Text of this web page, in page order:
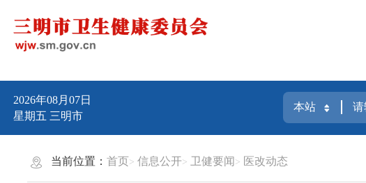
2026年08月07日
星期五 三明市
当前位置：首页 信息公开 卫健要闻 医改动态